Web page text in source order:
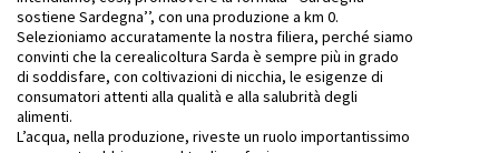
sostiene Sardegna’’, con una produzione a km 0.
Selezioniamo accuratamente la nostra filiera, perché siamo
convinti che la cerealicoltura Sarda è sempre più in grado
di soddisfare, con coltivazioni di nicchia, le esigenze di
consumatori attenti alla qualità e alla salubrità degli
alimenti.
L’acqua, nella produzione, riveste un ruolo importantissimo